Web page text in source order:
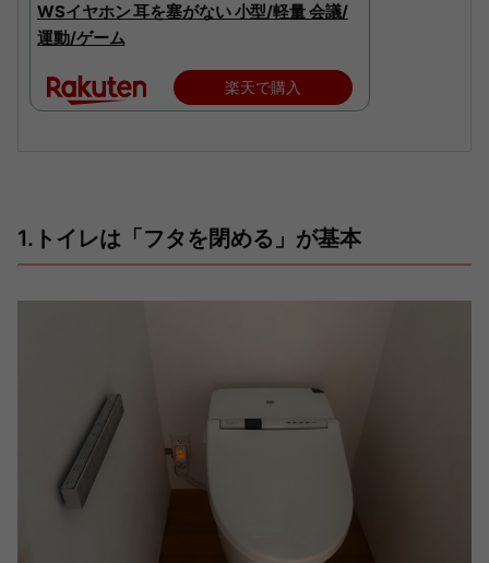
WSイヤホン 耳を塞がない 小型/軽量 会議/
運動/ゲーム
楽天で購入
1.トイレは「フタを閉める」が基本